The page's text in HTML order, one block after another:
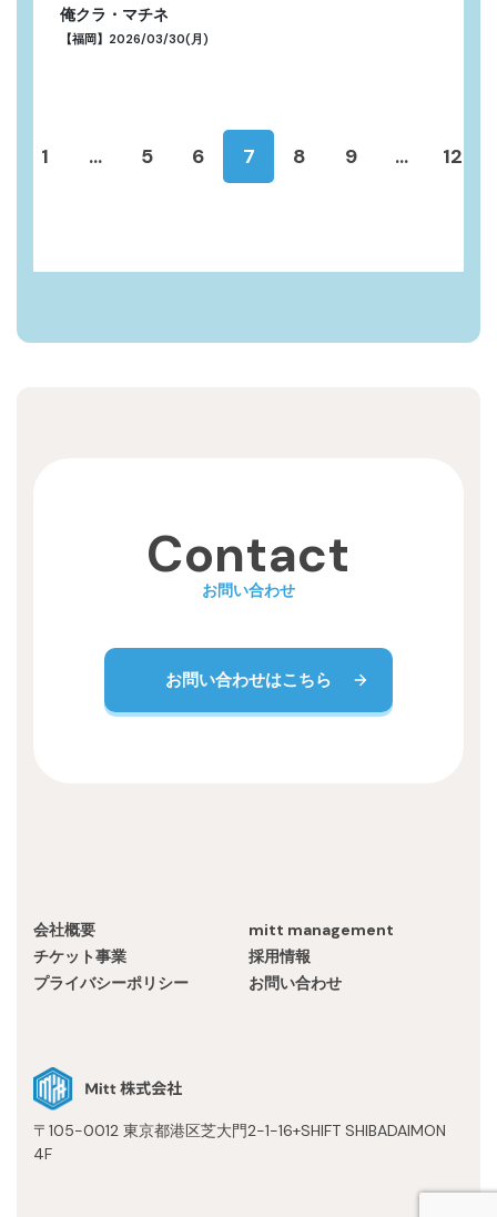
俺クラ・マチネ
【福岡】2026/03/30(月)
1 ... 5 6 7 8 9 ... 12
Contact
お問い合わせ
お問い合わせはこちら
会社概要
mitt management
チケット事業
採用情報
プライバシーポリシー
お問い合わせ
〒105-0012 東京都港区芝大門2-1-16+SHIFT SHIBADAIMON
4F